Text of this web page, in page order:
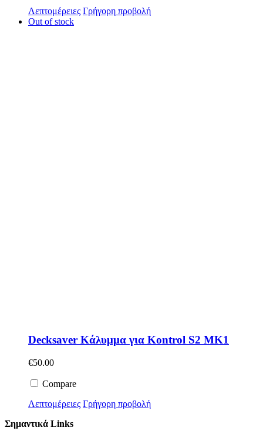
Λεπτομέρειες Γρήγορη προβολή
Out of stock
Decksaver Κάλυμμα για Kontrol S2 MK1
€50.00
Compare
Λεπτομέρειες Γρήγορη προβολή
Σημαντικά Links